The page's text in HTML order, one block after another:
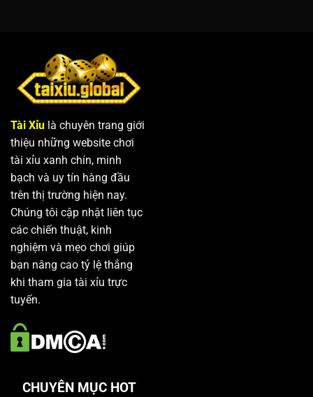
Tài Xỉu là chuyên trang giới
thiệu những website chơi
tài xỉu xanh chín, minh
bạch và uy tín hàng đầu
trên thị trường hiện nay.
Chúng tôi cập nhật liên tục
các chiến thuật, kinh
nghiệm và mẹo chơi giúp
bạn nâng cao tỷ lệ thắng
khi tham gia tài xỉu trực
tuyến.
CHUYÊN MỤC HOT